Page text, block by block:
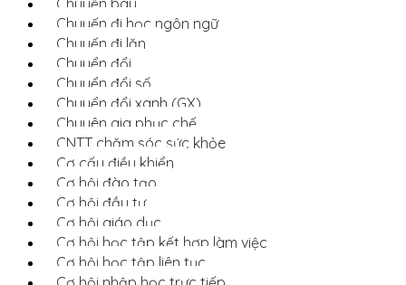
Chuyến đi học ngôn ngữ
Chuyến đi lặn
Chuyển đổi
Chuyển đổi số
Chuyển đổi xanh (GX)
Chuyên gia phục chế
CNTT chăm sóc sức khỏe
Cơ cấu điều khiển
Cơ hội đào tạo
Cơ hội đầu tư
Cơ hội giáo dục
Cơ hội học tập kết hợp làm việc
Cơ hội học tập liên tục